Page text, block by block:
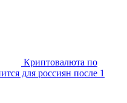
Криптовалюта по
для россиян после 1